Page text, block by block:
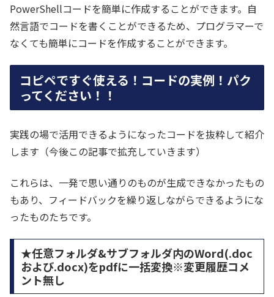
PowerShellコードを簡単に作成することができます。自
然言語でコードを書くことができるため、プログラマーで
なくても簡単にコードを作成することができます。
コピペですぐ使える！コードの実例！パク
ってください！！
実践の場で活用できるようになったコードを抜粋して紹介
します（今後この記事で拡充していきます）
これらは、一発で思い通りのものが生成できなかったもの
もあり、フィードバックを繰り返しながらできるようにな
ったものたちです。
★任意フォルダ&サブフォルダ内のWord(.doc
および.docx)をpdfに一括変換※変更履歴コメ
ント無し